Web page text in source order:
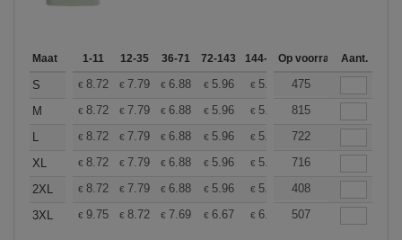
Maat 1-11 12-35 36-71 72-143 144-287 288 + Meer
Op voorraadAant.
S € 8.72 € 7.79 € 6.88 € 5.96 € 5.50 €5.27
475
M
€ 8.72 € 7.79 € 6.88 € 5.96 € 5.50 €5.27
815
L
€ 8.72 € 7.79 € 6.88 € 5.96 € 5.50 €5.27
722
XL
€ 8.72 € 7.79 € 6.88 € 5.96 € 5.50 €5.27
716
2XL
€ 8.72 € 7.79 € 6.88 € 5.96 € 5.50 €5.27
408
3XL
€ 9.75 € 8.72 € 7.69 € 6.67 € 6.16 €5.90
507